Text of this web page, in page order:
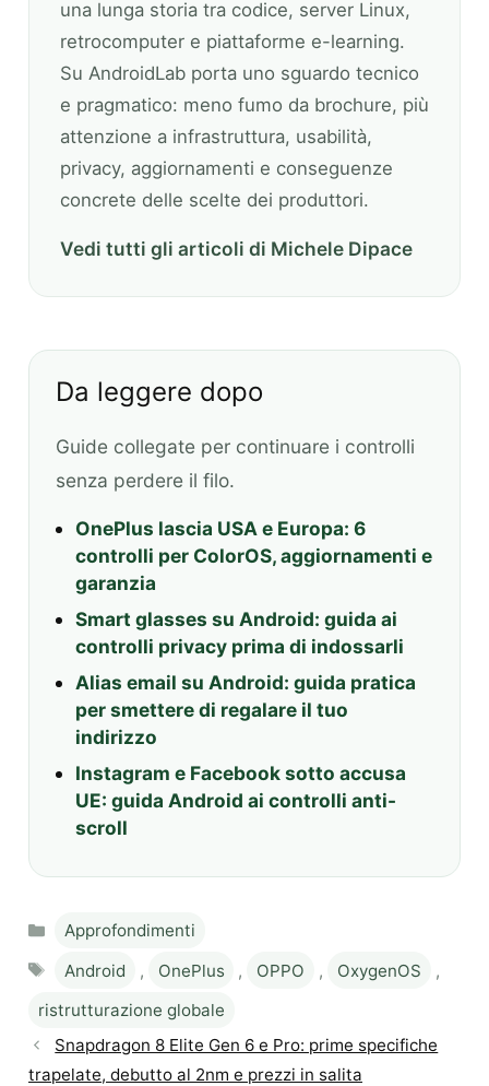
una lunga storia tra codice, server Linux,
retrocomputer e piattaforme e-learning.
Su AndroidLab porta uno sguardo tecnico
e pragmatico: meno fumo da brochure, più
attenzione a infrastruttura, usabilità,
privacy, aggiornamenti e conseguenze
concrete delle scelte dei produttori.
Vedi tutti gli articoli di Michele Dipace
Da leggere dopo
Guide collegate per continuare i controlli
senza perdere il filo.
OnePlus lascia USA e Europa: 6
controlli per ColorOS, aggiornamenti e
garanzia
Smart glasses su Android: guida ai
controlli privacy prima di indossarli
Alias email su Android: guida pratica
per smettere di regalare il tuo
indirizzo
Instagram e Facebook sotto accusa
UE: guida Android ai controlli anti-
scroll
Categories
Approfondimenti
Tags
Android , OnePlus , OPPO , OxygenOS
,
ristrutturazione globale
Snapdragon 8 Elite Gen 6 e Pro: prime specifiche
trapelate, debutto al 2nm e prezzi in salita